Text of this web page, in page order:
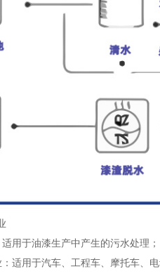
于油漆生产中产生的污水处理；
用于汽车、工程车、摩托车、电